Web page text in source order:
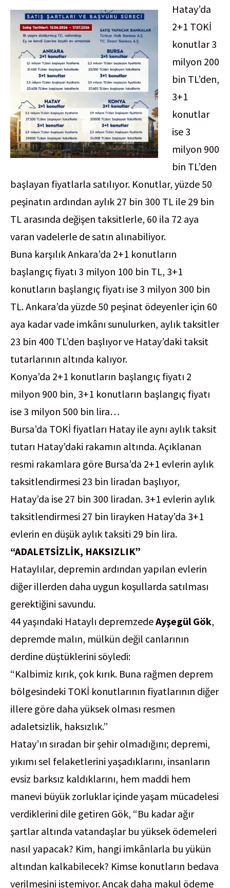
Hatay’da
2+1 TOKİ
konutlar 3
milyon 200
bin TL’den,
3+1
konutlar
ise 3
milyon 900
bin TL’den
başlayan fiyatlarla satılıyor. Konutlar, yüzde 50
peşinatın ardından aylık 27 bin 300 TL ile 29 bin
TL arasında değişen taksitlerle, 60 ila 72 aya
varan vadelerle de satın alınabiliyor.
Buna karşılık Ankara’da 2+1 konutların
başlangıç fiyatı 3 milyon 100 bin TL, 3+1
konutların başlangıç fiyatı ise 3 milyon 300 bin
TL. Ankara’da yüzde 50 peşinat ödeyenler için 60
aya kadar vade imkânı sunulurken, aylık taksitler
23 bin 400 TL’den başlıyor ve Hatay’daki taksit
tutarlarının altında kalıyor.
Konya’da 2+1 konutların başlangıç fiyatı 2
milyon 900 bin, 3+1 konutların başlangıç fiyatı
ise 3 milyon 500 bin lira…
Bursa’da TOKİ fiyatları Hatay ile aynı aylık taksit
tutarı Hatay’daki rakamın altında. Açıklanan
resmi rakamlara göre Bursa’da 2+1 evlerin aylık
taksitlendirmesi 23 bin liradan başlıyor,
Hatay’da ise 27 bin 300 liradan. 3+1 evlerin aylık
taksitlendirmesi 27 bin lirayken Hatay’da 3+1
evlerin en düşük aylık taksiti 29 bin lira.
“ADALETSİZLİK, HAKSIZLIK”
Hataylılar, depremin ardından yapılan evlerin
diğer illerden daha uygun koşullarda satılması
gerektiğini savundu.
44 yaşındaki Hataylı depremzedeAyşegül Gök,
depremde malın, mülkün değil canlarının
derdine düştüklerini söyledi:
“Kalbimiz kırık, çok kırık. Buna rağmen deprem
bölgesindeki TOKİ konutlarının fiyatlarının diğer
illere göre daha yüksek olması resmen
adaletsizlik, haksızlık.”
Hatay’ın sıradan bir şehir olmadığını; depremi,
yıkımı sel felaketlerini yaşadıklarını, insanların
evsiz barksız kaldıklarını, hem maddi hem
manevi büyük zorluklar içinde yaşam mücadelesi
verdiklerini dile getiren Gök, “Bu kadar ağır
şartlar altında vatandaşlar bu yüksek ödemeleri
nasıl yapacak? Kim, hangi imkânlarla bu yükün
altından kalkabilecek? Kimse konutların bedava
verilmesini istemiyor. Ancak daha makul ödeme